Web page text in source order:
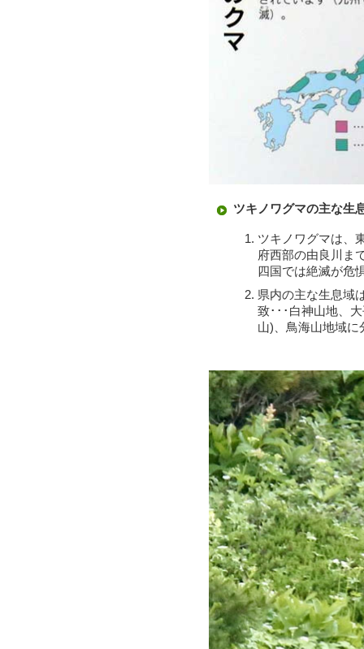
ツキノワグマの主な生
ツキノワグマは、
府西部の由良川ま
四国では絶滅が危
県内の主な生息域
致･･･白神山地、
山)、鳥海山地域に